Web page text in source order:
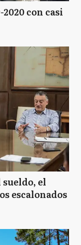
con casi
el
escalonados